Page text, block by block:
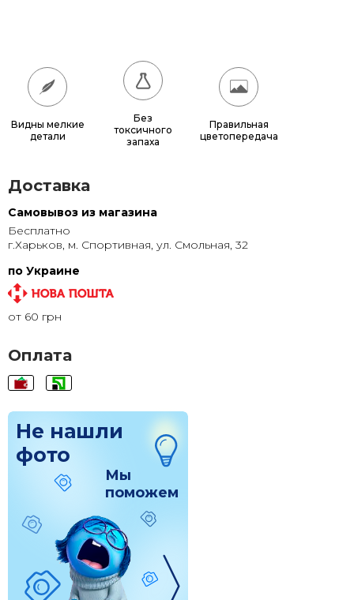
80x80 1 440 грн.
90x90 1 760 грн.
100x100
Видны мелкие
детали
Без
токсичного
запаха
Правильная
цветопередача
Доставка
Самовывоз из магазина
Бесплатно
г.Харьков, м. Спортивная, ул. Смольная, 32
по Украине
от 60 грн
Оплата
Не нашли
фото
Мы
поможем